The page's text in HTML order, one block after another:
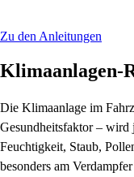
Zu den Anleitungen
Klimaanlagen-
Die Klimaanlage im
Gesundheitsfaktor – wird
Feuchtigkeit, Staub,
besonders am